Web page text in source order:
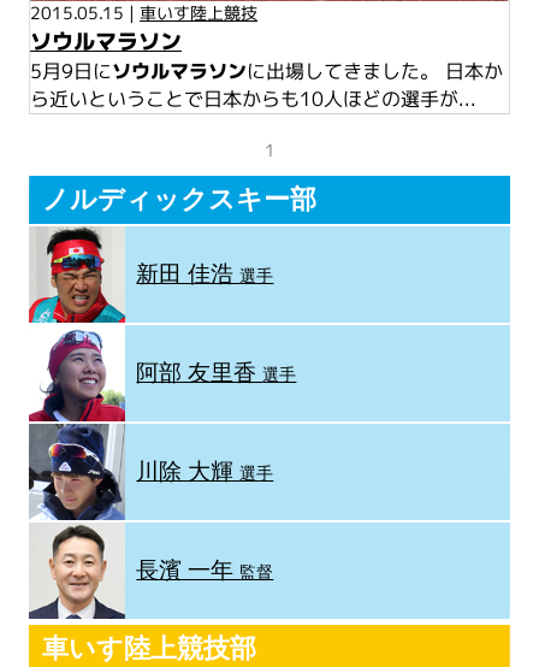
2015.05.15 |車いす陸上競技
ソウルマラソン
5月9日にソウルマラソンに出場してきました。 日本か
ら近いということで日本からも10人ほどの選手が...
1
ノルディックスキー部
新田 佳浩選手
阿部 友里香選手
川除 大輝選手
長濱 一年 監督
車いす陸上競技部